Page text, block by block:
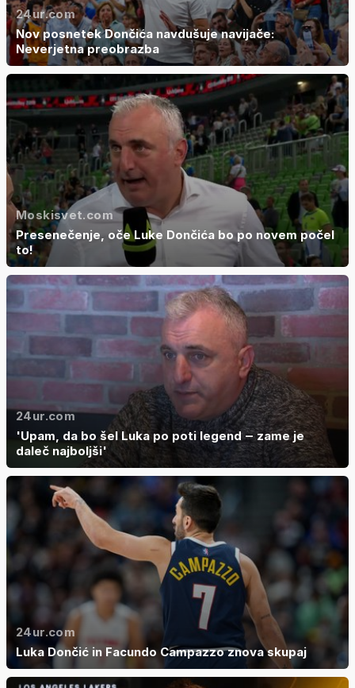
24ur.com
Nov posnetek Dončića navdušuje navijače:
Neverjetna preobrazba
Moskisvet.com
Presenečenje, oče Luke Dončića bo po novem počel
to!
24ur.com
'Upam, da bo šel Luka po poti legend ‒ zame je
daleč najboljši'
24ur.com
Luka Dončić in Facundo Campazzo znova skupaj